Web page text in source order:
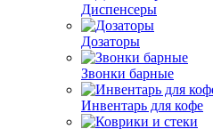
Диспенсеры
Дозаторы
Звонки барные
Инвентарь для кофе